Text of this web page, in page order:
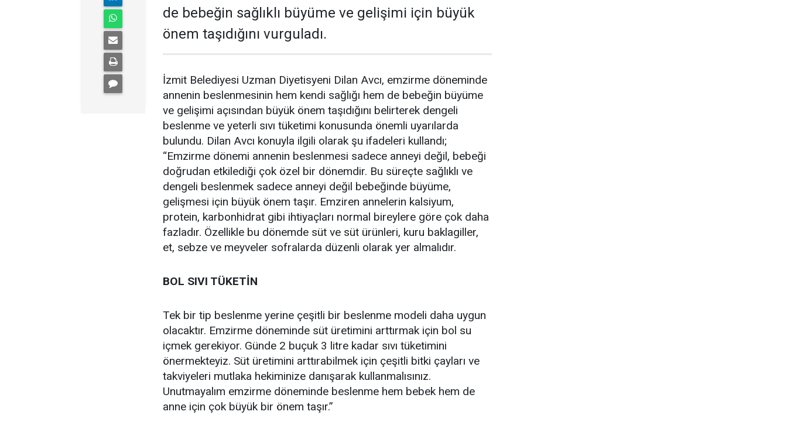
de bebeğin sağlıklı büyüme ve gelişimi için büyük
önem taşıdığını vurguladı.
İzmit Belediyesi Uzman Diyetisyeni Dilan Avcı, emzirme döneminde
annenin beslenmesinin hem kendi sağlığı hem de bebeğin büyüme
ve gelişimi açısından büyük önem taşıdığını belirterek dengeli
beslenme ve yeterli sıvı tüketimi konusunda önemli uyarılarda
bulundu. Dilan Avcı konuyla ilgili olarak şu ifadeleri kullandı;
“Emzirme dönemi annenin beslenmesi sadece anneyi değil, bebeği
doğrudan etkilediği çok özel bir dönemdir. Bu süreçte sağlıklı ve
dengeli beslenmek sadece anneyi değil bebeğinde büyüme,
gelişmesi için büyük önem taşır. Emziren annelerin kalsiyum,
protein, karbonhidrat gibi ihtiyaçları normal bireylere göre çok daha
fazladır. Özellikle bu dönemde süt ve süt ürünleri, kuru baklagiller,
et, sebze ve meyveler sofralarda düzenli olarak yer almalıdır.
BOL SIVI TÜKETİN
Tek bir tip beslenme yerine çeşitli bir beslenme modeli daha uygun
olacaktır. Emzirme döneminde süt üretimini arttırmak için bol su
içmek gerekiyor. Günde 2 buçuk 3 litre kadar sıvı tüketimini
önermekteyiz. Süt üretimini arttırabilmek için çeşitli bitki çayları ve
takviyeleri mutlaka hekiminize danışarak kullanmalısınız.
Unutmayalım emzirme döneminde beslenme hem bebek hem de
anne için çok büyük bir önem taşır.”